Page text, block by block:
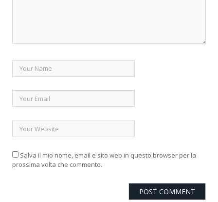
Salva il mio nome, email e sito web in questo browser per la
prossima volta che commento.